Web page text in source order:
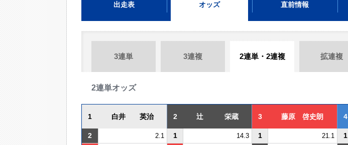
出走表 オッズ 直前情報
3連単 3連複 2連単・2連複 拡連複
2連単オッズ
1 白井 英治 2 辻 栄蔵 3 藤原 啓史朗 4
2 2.1 1 14.3 1 21.1 1